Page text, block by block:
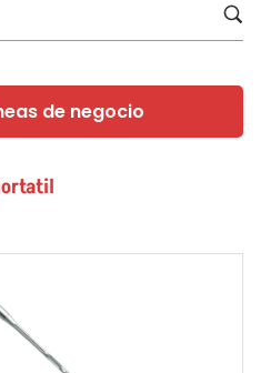
de negocio